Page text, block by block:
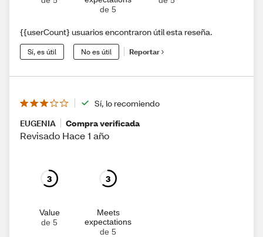
de 5
{{userCount} usuarios encontraron útil esta reseña.
Sí, es útil No es útil Reportar
Sí, lo recomiendo
EUGENIA
Compra verificada
Revisado Hace 1 año
3
Value
de 5
3
Meets
expectations
de 5